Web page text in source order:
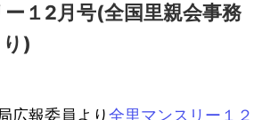
１2月号(全国里親会事務
)
広報委員より全里マンスリー１２